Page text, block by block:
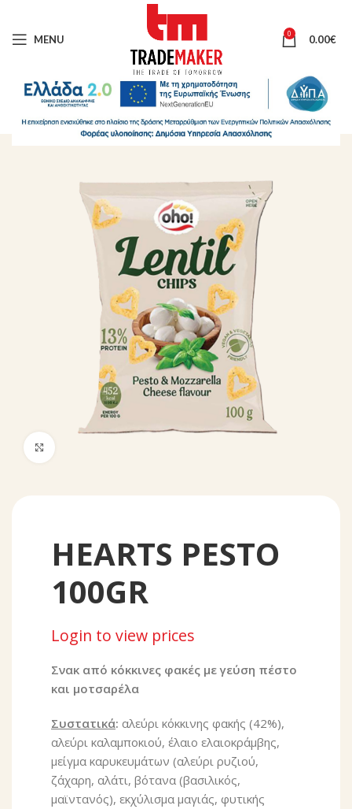
MENU 0 0.00€
HEARTS PESTO
100GR
Login to view prices
Σνακ από κόκκινες φακές με γεύση πέστο
και μοτσαρέλα
Συστατικά: αλεύρι κόκκινης φακής (42%),
αλεύρι καλαμποκιού, έλαιο ελαιοκράμβης,
μείγμα καρυκευμάτων (αλεύρι ρυζιού,
ζάχαρη, αλάτι, βότανα (βασιλικός,
μαϊντανός), εκχύλισμα μαγιάς, φυτικής